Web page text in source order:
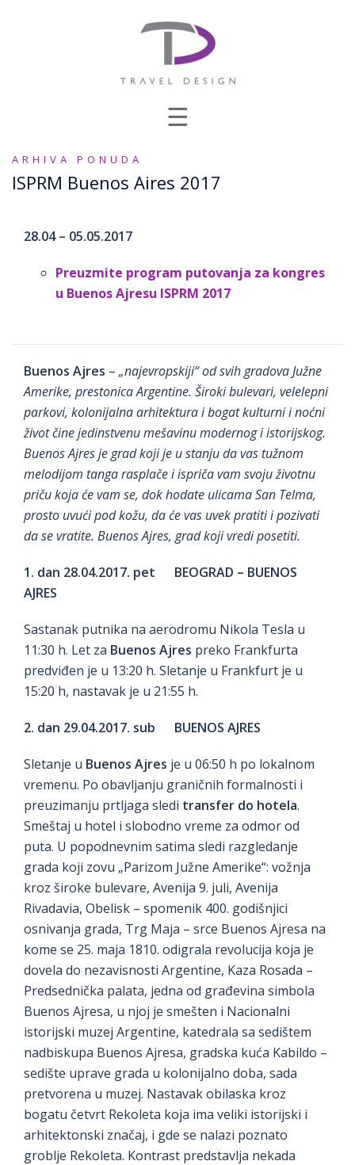
ARHIVA PONUDA
ISPRM Buenos Aires 2017
28.04 – 05.05.2017
Preuzmite program putovanja za kongres
u Buenos Ajresu ISPRM 2017
Buenos Ajres – „najevropskiji“ od svih gradova Južne
Amerike, prestonica Argentine. Široki bulevari, velelepni
parkovi, kolonijalna arhitektura i bogat kulturni i noćni
život čine jedinstvenu mešavinu modernog i istorijskog.
Buenos Ajres je grad koji je u stanju da vas tužnom
melodijom tanga rasplače i ispriča vam svoju životnu
priču koja će vam se, dok hodate ulicama San Telma,
prosto uvući pod kožu, da će vas uvek pratiti i pozivati
da se vratite. Buenos Ajres, grad koji vredi posetiti.
1. dan 28.04.2017. pet BEOGRAD – BUENOS
AJRES
Sastanak putnika na aerodromu Nikola Tesla u
11:30 h. Let za Buenos Ajres preko Frankfurta
predviđen je u 13:20 h. Sletanje u Frankfurt je u
15:20 h, nastavak je u 21:55 h.
2. dan 29.04.2017. sub BUENOS AJRES
Sletanje u Buenos Ajres je u 06:50 h po lokalnom
vremenu. Po obavljanju graničnih formalnosti i
preuzimanju prtljaga sledi transfer do hotela.
Smeštaj u hotel i slobodno vreme za odmor od
puta. U popodnevnim satima sledi razgledanje
grada koji zovu „Parizom Južne Amerike“: vožnja
kroz široke bulevare, Avenija 9. juli, Avenija
Rivadavia, Obelisk – spomenik 400. godišnjici
osnivanja grada, Trg Maja – srce Buenos Ajresa na
kome se 25. maja 1810. odigrala revolucija koja je
dovela do nezavisnosti Argentine, Kaza Rosada –
Predsednička palata, jedna od građevina simbola
Buenos Ajresa, u njoj je smešten i Nacionalni
istorijski muzej Argentine, katedrala sa sedištem
nadbiskupa Buenos Ajresa, gradska kuća Kabildo –
sedište uprave grada u kolonijalno doba, sada
pretvorena u muzej. Nastavak obilaska kroz
bogatu četvrt Rekoleta koja ima veliki istorijski i
arhitektonski značaj, i gde se nalazi poznato
groblje Rekoleta. Kontrast predstavlja nekada